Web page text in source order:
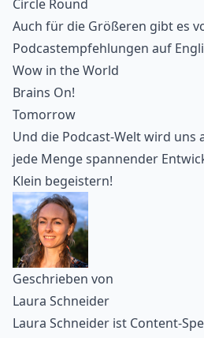
Circle Round
Auch für die Größeren gibt es
Podcastempfehlungen auf
Wow in the World
Brains On!
Tomorrow
Und die Podcast-Weltwird uns
jede Menge spannender
Klein begeistern!
Geschrieben von
Laura Schneider
Laura Schneider ist Content-